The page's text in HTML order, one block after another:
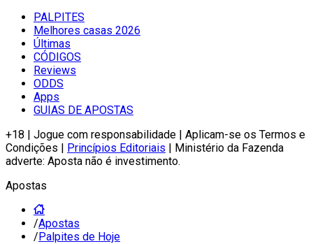
PALPITES
Melhores casas 2026
Últimas
CÓDIGOS
Reviews
ODDS
Apps
GUIAS DE APOSTAS
+18 | Jogue com responsabilidade | Aplicam-se os Termos e
Condições | Princípios Editoriais | Ministério da Fazenda
adverte: Aposta não é investimento.
Apostas
/Apostas
/Palpites de Hoje